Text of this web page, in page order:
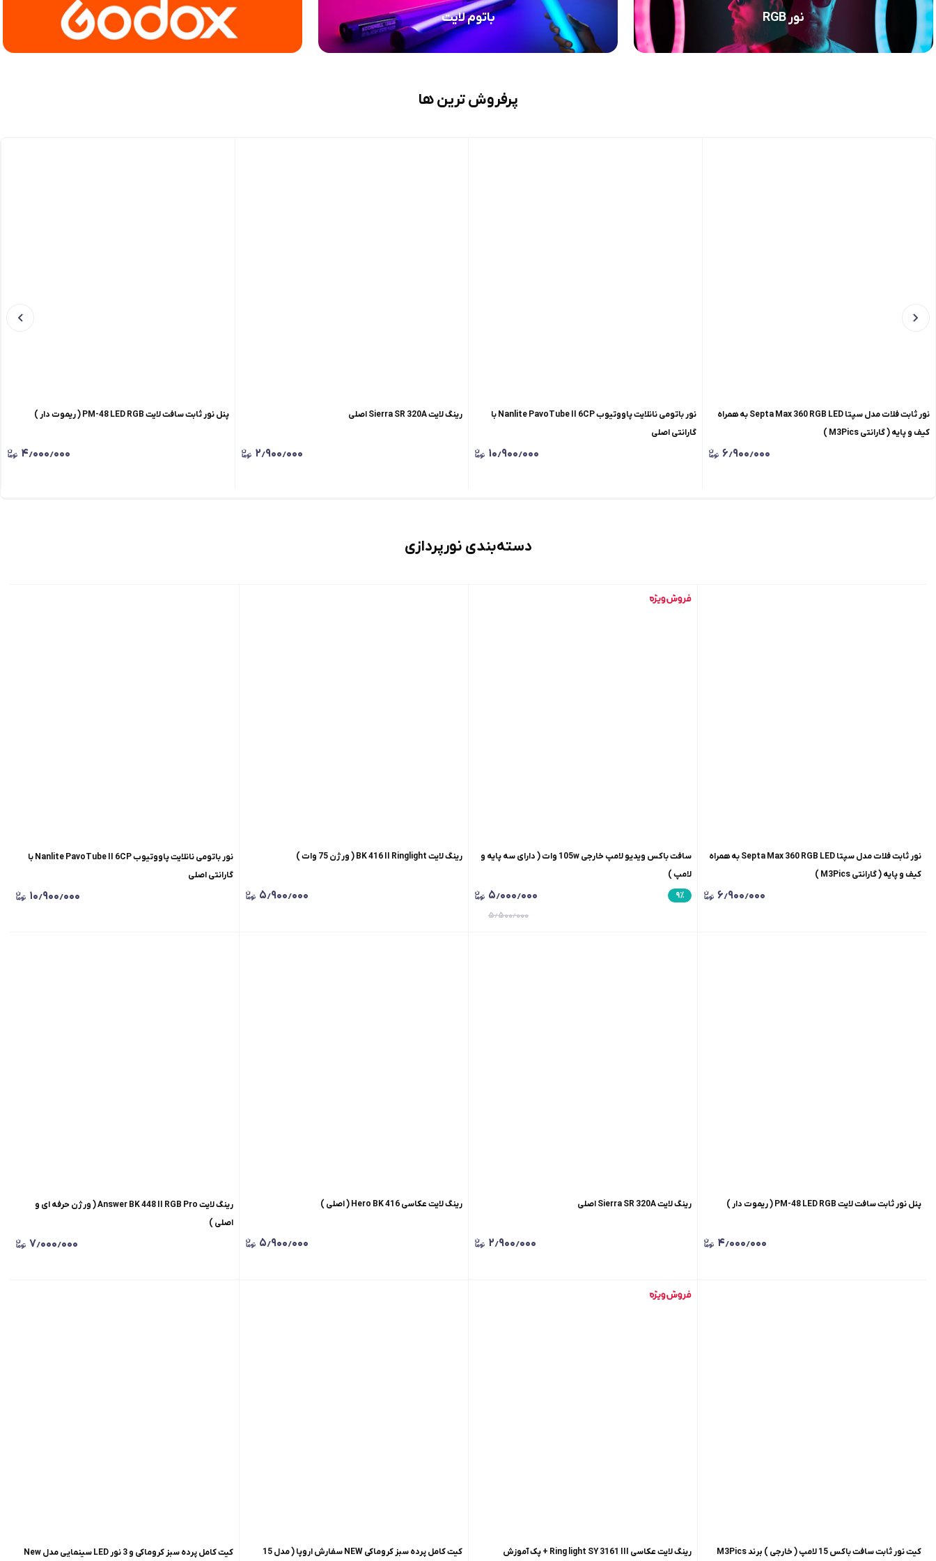
نور RGB باتوم لایت
پرفروش ترین ها
نور ثابت فلات مدل سپتا Septa Max 360 RGB LED به همراه
کیف و پایه ( گارانتی M3Pics )
۶٫۹۰۰٫۰۰۰
نور باتومی نانلایت پاووتیوب Nanlite PavoTube II 6CP با
گارانتی اصلی
۱۰٫۹۰۰٫۰۰۰
رینگ لایت Sierra SR 320A اصلی
۲٫۹۰۰٫۰۰۰
پنل نور ثابت سافت لایت PM-48 LED RGB ( ریموت دار )
۴٫۰۰۰٫۰۰۰
دسته‌بندی نورپردازی
نور ثابت فلات مدل سپتا Septa Max 360 RGB LED به همراه
کیف و پایه ( گارانتی M3Pics )
۶٫۹۰۰٫۰۰۰
سافت باکس ویدیو لامپ خارجی 105w وات ( دارای سه پایه و
لامپ )
۹٪ ۵٫۰۰۰٫۰۰۰
۵٫۵۰۰٫۰۰۰
رینگ لایت BK 416 II Ringlight ( ورژن 75 وات )
۵٫۹۰۰٫۰۰۰
نور باتومی نانلایت پاووتیوب Nanlite PavoTube II 6CP با
گارانتی اصلی
۱۰٫۹۰۰٫۰۰۰
پنل نور ثابت سافت لایت PM-48 LED RGB ( ریموت دار )
۴٫۰۰۰٫۰۰۰
رینگ لایت Sierra SR 320A اصلی
۲٫۹۰۰٫۰۰۰
رینگ لایت عکاسی Hero BK 416 ( اصلی )
۵٫۹۰۰٫۰۰۰
رینگ لایت Answer BK 448 II RGB Pro ( ورژن حرفه ای و
اصلی )
۷٫۰۰۰٫۰۰۰
کیت نور ثابت سافت باکس 15 لامپ ( خارجی ) برند M3Pics رینگ لایت عکاسی Ring light SY 3161 III + پک آموزش
کیت کامل پرده سبز کروماکی NEW سفارش اروپا ( مدل 15
کیت کامل پرده سبز کروماکی و 3 نور LED سینمایی مدل New